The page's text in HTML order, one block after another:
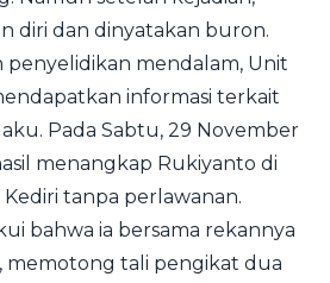
diri dan dinyatakan buron.
mendalam, Unit
informasi terkait
Pada Sabtu, 29 November
menangkap Rukiyanto di
tanpa perlawanan.
bahwa ia bersama rekannya
memotong tali pengikat dua